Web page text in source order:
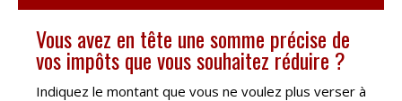
Vous avez en tête une somme précise de
vos impôts que vous souhaitez réduire ?
Indiquez le montant que vous ne voulez plus verser à